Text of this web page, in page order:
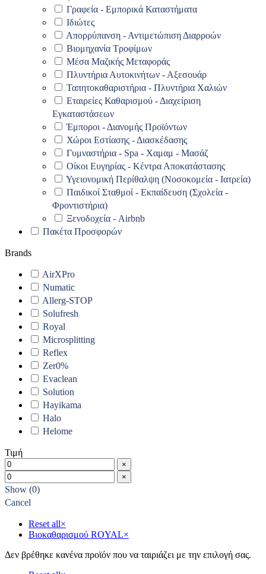
Γραφεία - Εμπορικά Καταστήματα
Ιδιώτες
Απορρύπανση - Αντιμετώπιση Διαρροών
Βιομηχανία Τροφίμων
Μέσα Μαζικής Μεταφοράς
Πλυντήρια Αυτοκινήτων - Αξεσουάρ
Ταπητοκαθαριστήρια - Πλυντήρια Χαλιών
Εταιρείες Καθαρισμού - Διαχείριση
Εγκαταστάσεων
Έμποροι - Διανομής Προϊόντων
Χώροι Εστίασης - Διασκέδασης
Γυμναστήρια - Spa - Χαμαμ - Μασάζ
Οίκοι Ευγηρίας - Κέντρα Αποκατάστασης
Υγειονομική Περίθαλψη (Νοσοκομεία - Ιατρεία)
Παιδικοί Σταθμοί - Εκπαίδευση (Σχολεία -
Φροντιστήρια)
Ξενοδοχεία - Airbnb
Πακέτα Προσφορών
Brands
AirXPro
Numatic
Allerg-STOP
Solufresh
Royal
Microsplitting
Reflex
Zer0%
Evaclean
Solution
Hayikama
Halo
Helome
Τιμή
×
×
Show (0)
Cancel
Reset all×
Βιοκαθαρισμού ROYAL×
Δεν βρέθηκε κανένα προϊόν που να ταιριάζει με την επιλογή σας.